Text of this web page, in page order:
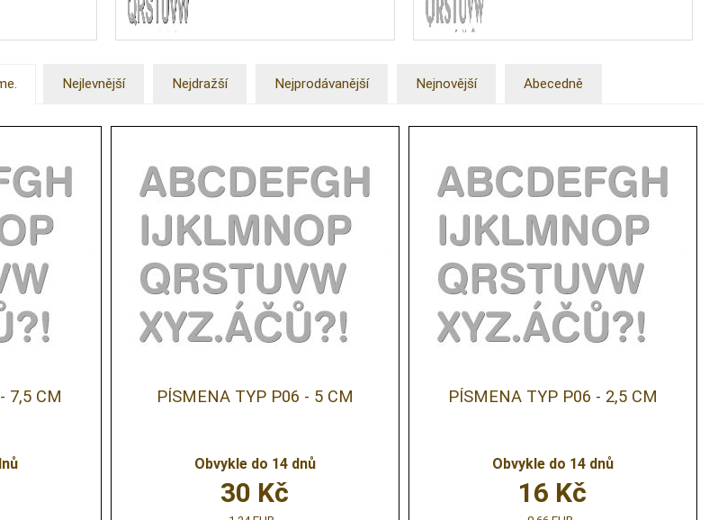
Nejlevnější Nejdražší Nejprodávanější Nejnovější Abecedně
7,5 CM PÍSMENA TYP P06 - 5 CM
Obvykle do 14 dnů
30 Kč
PÍSMENA TYP P06 - 2,5 CM
Obvykle do 14 dnů
16 Kč